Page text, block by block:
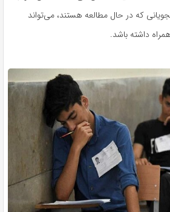
که در حال مطالعه هستند، می‌تواند
داشته باشد.